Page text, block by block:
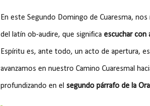
En este Segundo Domingo de Cuaresma, nos
del latín ob-audire, que significa escuchar con
Espíritu es, ante todo, un acto de apertura,
avanzamos en nuestro Camino Cuaresmal
profundizando en el segundo párrafo de la